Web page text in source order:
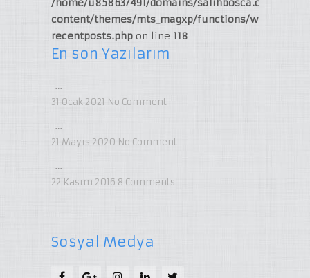
/home/u858637491/domains/salihbosca.com/
content/themes/mts_magxp/functions/widget-
recentposts.phpon line 118
En son Yazılarım
…
31 Ocak 2021 No Comment
…
21 Mayıs 2020 No Comment
…
22 Kasım 2016 8 Comments
Sosyal Medya